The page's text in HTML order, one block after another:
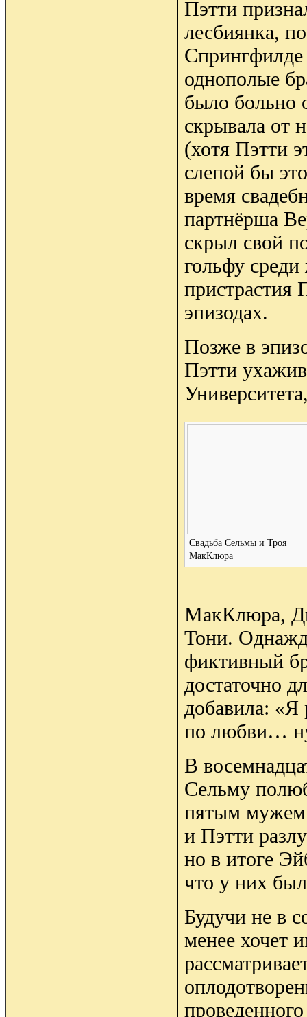
Пэтти
лесбиянка,
Спрингфилде
однополые
было больно
скрывала от
(хотя Пэтти
слепой бы
время
партнёрша
скрыл свой
гольфу
пристрастия
эпизодах.
Позже в
Пэтти
Cвадьба Сельмы и Троя
МакКлюра
МакКлюра,
Тони.
фиктивный
достаточно
добавила:
по любви…
В
Сельму
пятым мужем
и Пэтти
но в итоге
что у них
Будучи не в
менее хочет